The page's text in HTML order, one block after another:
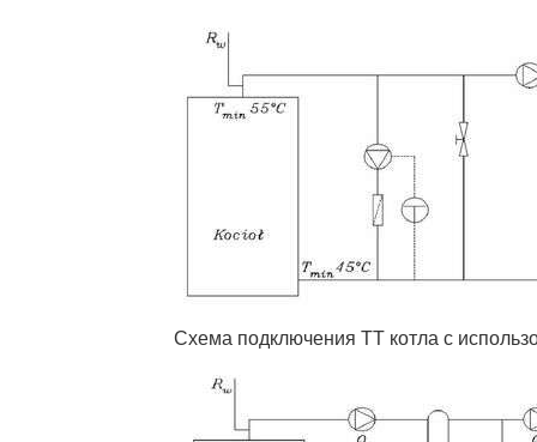
Схема подключения ТТ котла с